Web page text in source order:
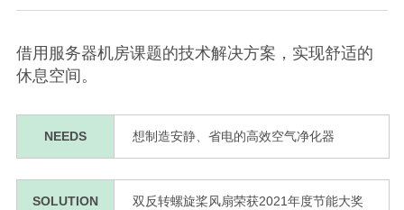
借用服务器机房课题的技术解决方案，实现舒适的
休息空间。
NEEDS 想制造安静、省电的高效空气净化器
SOLUTION 双反转螺旋桨风扇荣获2021年度节能大奖